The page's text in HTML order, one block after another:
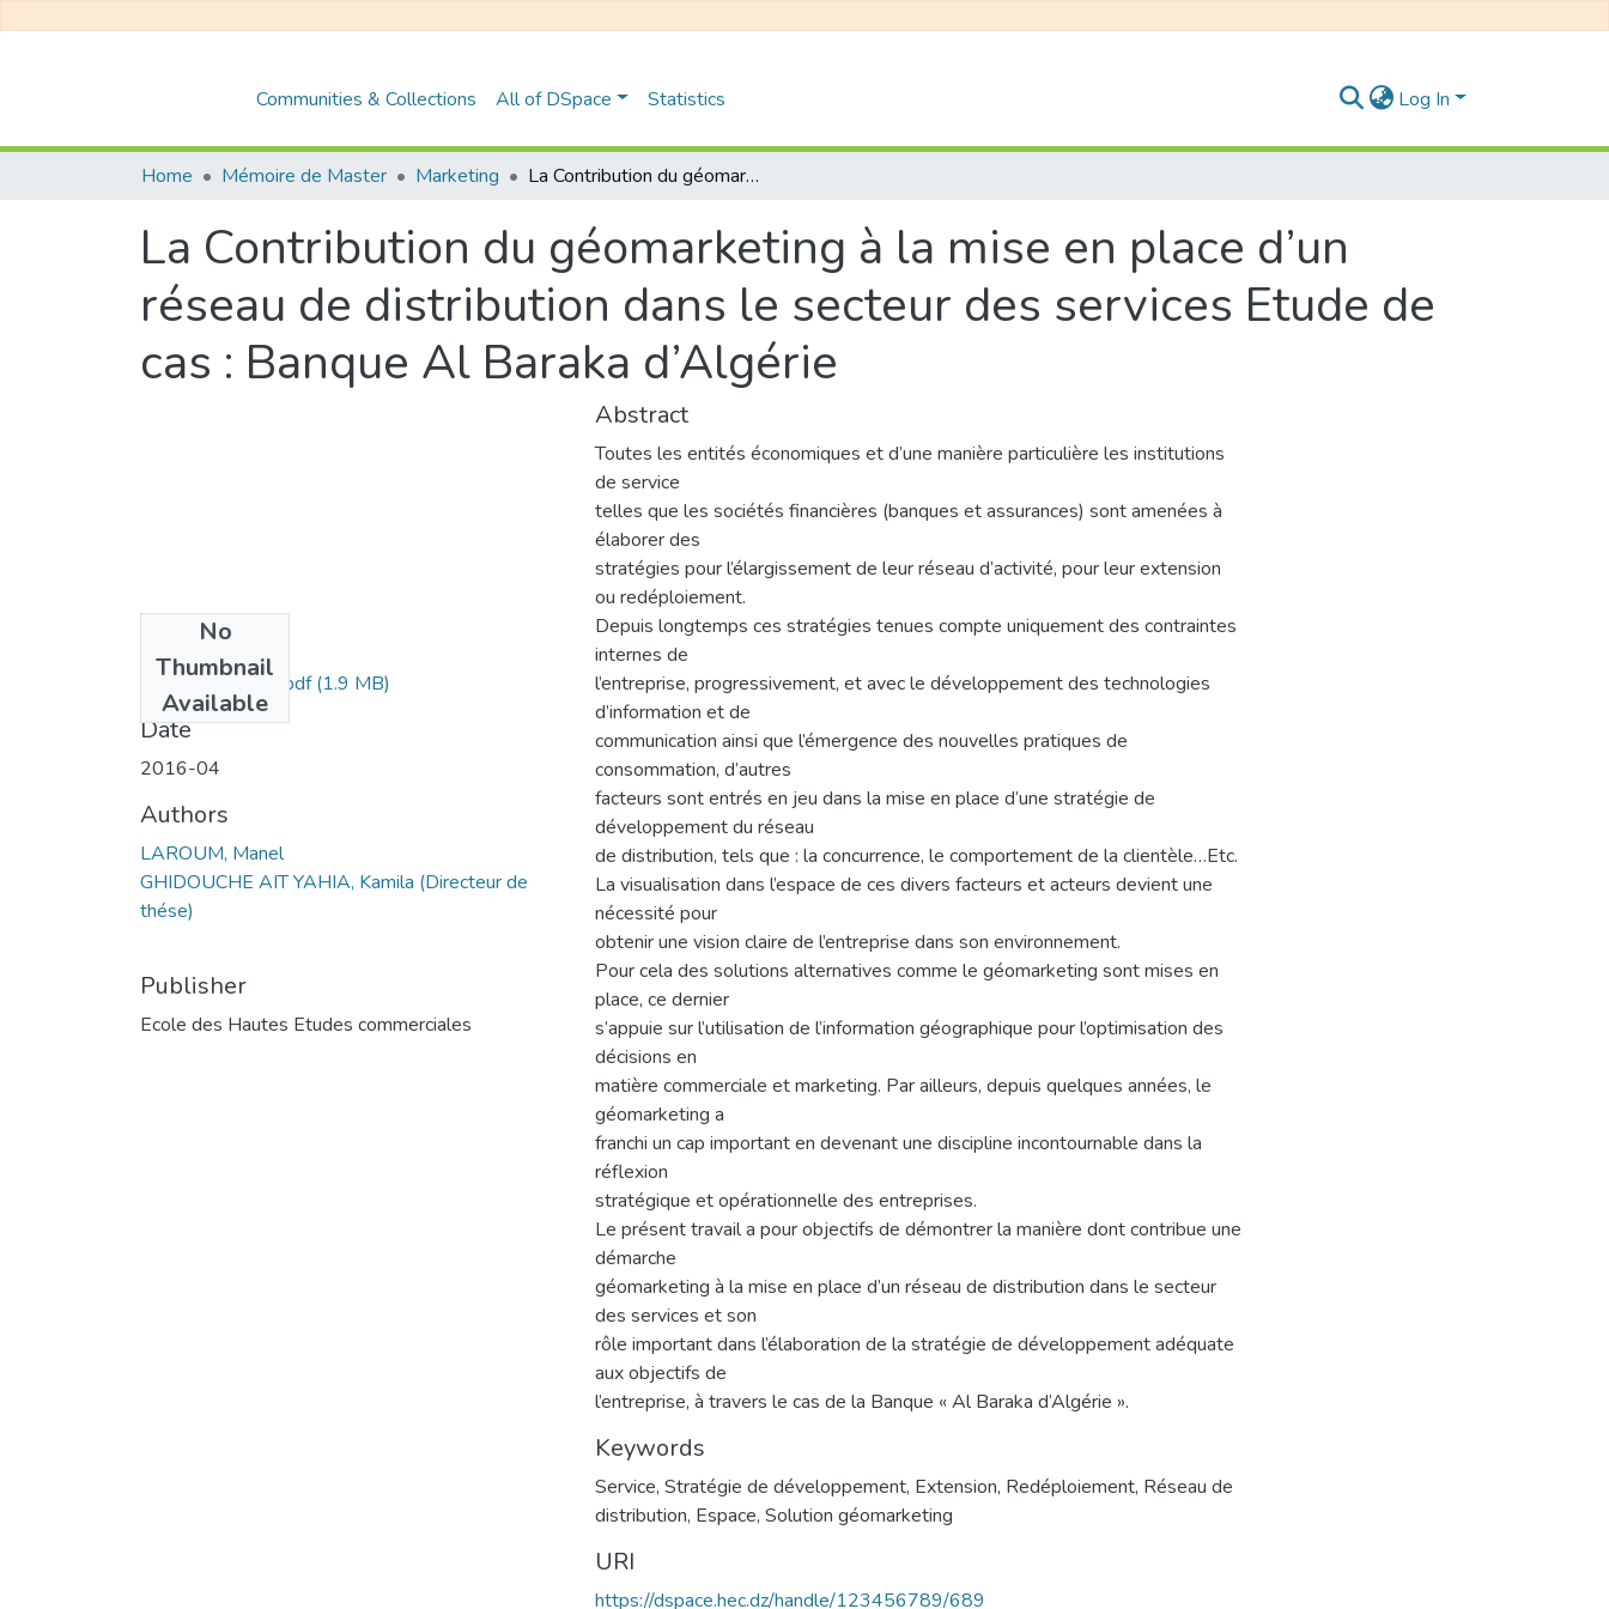
Communities & Collections All of DSpace Statistics Log In
Home Mémoire de Master Marketing La Contribution du géomarketing à la mise en place d’un réseau de distribution dans le secteur des services Etude de cas : Banque Al Baraka d’Algérie
La Contribution du géomarketing à la mise en place d’un
réseau de distribution dans le secteur des services Etude de
cas : Banque Al Baraka d’Algérie
No
Thumbnail
Available
Manel LAROUM.pdf(1.9 MB)
Date
2016-04
Authors
LAROUM, Manel
GHIDOUCHE AIT YAHIA, Kamila (Directeur de
thése)
Publisher
Ecole des Hautes Etudes commerciales
Abstract
Toutes les entités économiques et d’une manière particulière les institutions
de service
telles que les sociétés financières (banques et assurances) sont amenées à
élaborer des
stratégies pour l’élargissement de leur réseau d’activité, pour leur extension
ou redéploiement.
Depuis longtemps ces stratégies tenues compte uniquement des contraintes
internes de
l’entreprise, progressivement, et avec le développement des technologies
d’information et de
communication ainsi que l’émergence des nouvelles pratiques de
consommation, d’autres
facteurs sont entrés en jeu dans la mise en place d’une stratégie de
développement du réseau
de distribution, tels que : la concurrence, le comportement de la clientèle…Etc.
La visualisation dans l’espace de ces divers facteurs et acteurs devient une
nécessité pour
obtenir une vision claire de l’entreprise dans son environnement.
Pour cela des solutions alternatives comme le géomarketing sont mises en
place, ce dernier
s’appuie sur l’utilisation de l’information géographique pour l’optimisation des
décisions en
matière commerciale et marketing. Par ailleurs, depuis quelques années, le
géomarketing a
franchi un cap important en devenant une discipline incontournable dans la
réflexion
stratégique et opérationnelle des entreprises.
Le présent travail a pour objectifs de démontrer la manière dont contribue une
démarche
géomarketing à la mise en place d’un réseau de distribution dans le secteur
des services et son
rôle important dans l’élaboration de la stratégie de développement adéquate
aux objectifs de
l’entreprise, à travers le cas de la Banque « Al Baraka d’Algérie ».
Keywords
Service, Stratégie de développement, Extension, Redéploiement, Réseau de
distribution, Espace, Solution géomarketing
URI
https://dspace.hec.dz/handle/123456789/689